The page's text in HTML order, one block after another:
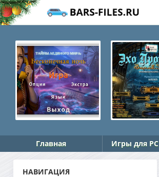
Главная Игры для PC
НАВИГАЦИЯ